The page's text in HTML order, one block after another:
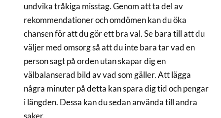
undvika tråkiga misstag. Genom att ta del av
rekommendationer och omdömen kan du öka
chansen för att du gör ett bra val. Se bara till att du
väljer med omsorg så att du inte bara tar vad en
person sagt på orden utan skapar dig en
välbalanserad bild av vad som gäller. Att lägga
några minuter på detta kan spara dig tid och pengar
i längden. Dessa kan du sedan använda till andra